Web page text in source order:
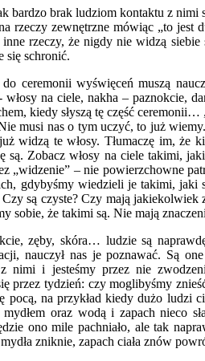
bardzo brak ludziom kontaktu z nimi
rzeczy zewnętrzne mówiąc „to jest
inne rzeczy, że nigdy nie widzą
się schronić.
do ceremonii wyświęceń muszą
włosy na ciele, nakha – paznokcie,
kiedy słyszą tę część
musi nas o tym uczyć, to już
widzą te włosy. Tłumaczę im, że
są. Zobacz włosy na ciele takimi,
„widzenie” – nie powierzchowne
gdybyśmy wiedzieli je takimi, jaki
Czy są czyste? Czy mają
sobie, że takimi są. Nie mają
zęby, skóra… ludzie są
nauczył nas je poznawać. Są
nimi i jesteśmy przez nie
przez tydzień: czy moglibyśmy
pocą, na przykład kiedy dużo ludzi
oraz wodą i zapach nieco
ono mile pachniało, ale tak
zniknie, zapach ciała znów